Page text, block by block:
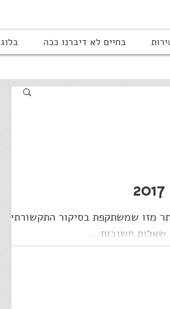
בלוג בחיים לא דיברנו ככה
מזו שמשתקפת בסיקור התקשורתי
שאלות חשובות...